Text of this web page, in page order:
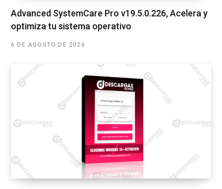
Advanced SystemCare Pro v19.5.0.226, Acelera y
optimiza tu sistema operativo
6 DE AGOSTO DE 2026